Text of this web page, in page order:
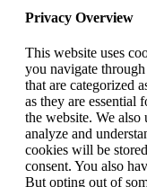
Privacy Overview
This website uses
you navigate
that are categorized
as they are
the website. We also
analyze and
cookies will be
consent. You also
But opting out of